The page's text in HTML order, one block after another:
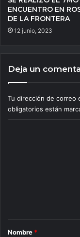
ENCUENTRO EN
DE LA FRONTERA
12 junio, 2023
Deja un
Tu dirección de correo
obligatorios están
r
Nombre *